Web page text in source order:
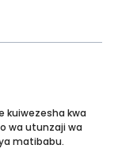
kuiwezesha kwa
wa utunzaji wa
matibabu.